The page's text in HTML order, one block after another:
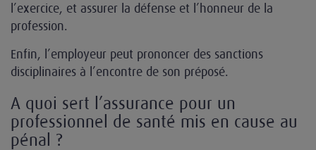
l’exercice, et assurer la défense et l’honneur de la
profession.
Enfin, l’employeur peut prononcer des sanctions
disciplinaires à l’encontre de son préposé.
A quoi sert l’assurance pour un
professionnel de santé mis en cause au
pénal ?